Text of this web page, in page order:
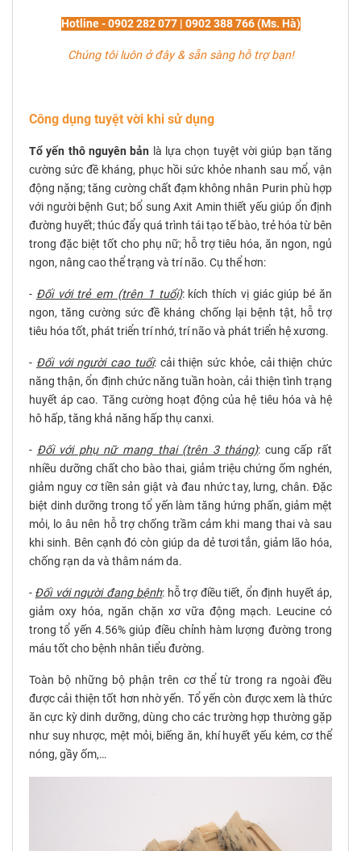
Hotline - 0902 282 077 | 0902 388 766 (Ms. Hà)
Chúng tôi luôn ở đây & sẵn sàng hỗ trợ bạn!
Công dụng tuyệt vời khi sử dụng
Tổ yến thô nguyên bản là lựa chọn tuyệt vời giúp bạn tăng
cường sức đề kháng, phục hồi sức khỏe nhanh sau mổ, vận
động nặng; tăng cường chất đạm không nhân Purin phù hợp
với người bệnh Gut; bổ sung Axit Amin thiết yếu giúp ổn định
đường huyết; thúc đẩy quá trình tái tạo tế bào, trẻ hóa từ bên
trong đặc biệt tốt cho phụ nữ; hỗ trợ tiêu hóa, ăn ngon, ngủ
ngon, nâng cao thể trạng và trí não. Cụ thể hơn:
- Đối với trẻ em (trên 1 tuổi): kích thích vị giác giúp bé ăn
ngon, tăng cường sức đề kháng chống lại bệnh tật, hỗ trợ
tiêu hóa tốt, phát triển trí nhớ, trí não và phát triển hệ xương.
- Đối với người cao tuổi: cải thiện sức khỏe, cải thiện chức
năng thận, ổn định chức năng tuần hoàn, cải thiện tình trạng
huyết áp cao. Tăng cường hoạt động của hệ tiêu hóa và hệ
hô hấp, tăng khả năng hấp thụ canxi.
- Đối với phụ nữ mang thai (trên 3 tháng): cung cấp rất
nhiều dưỡng chất cho bào thai, giảm triệu chứng ốm nghén,
giảm nguy cơ tiền sản giật và đau nhức tay, lưng, chân. Đặc
biệt dinh dưỡng trong tổ yến làm tăng hứng phấn, giảm mệt
mỏi, lo âu nên hỗ trợ chống trầm cảm khi mang thai và sau
khi sinh. Bên cạnh đó còn giúp da dẻ tươi tắn, giảm lão hóa,
chống rạn da và thâm nám da.
- Đối với người đang bệnh: hỗ trợ điều tiết, ổn định huyết áp,
giảm oxy hóa, ngăn chặn xơ vữa động mạch. Leucine có
trong tổ yến 4.56% giúp điều chỉnh hàm lượng đường trong
máu tốt cho bệnh nhân tiểu đường.
Toàn bộ những bộ phận trên cơ thể từ trong ra ngoài đều
được cải thiện tốt hơn nhờ yến. Tổ yến còn được xem là thức
ăn cực kỳ dinh dưỡng, dùng cho các trường hợp thường gặp
như suy nhược, mệt mỏi, biếng ăn, khí huyết yếu kém, cơ thể
nóng, gầy ốm,…